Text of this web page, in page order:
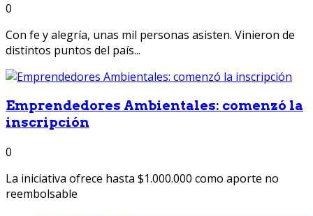
0
Con fe y alegría, unas mil personas asisten. Vinieron de
distintos puntos del país...
Emprendedores Ambientales: comenzó la
inscripción
0
La iniciativa ofrece hasta $1.000.000 como aporte no
reembolsable